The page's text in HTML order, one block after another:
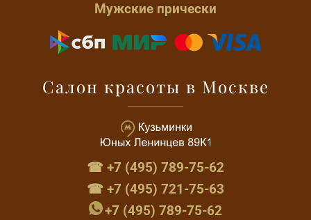
Мужские прически
Салон красоты в Москве
☎ +7 (495) 789-75-62
☎ +7 (495) 721-75-63
+7 (495) 789-75-62